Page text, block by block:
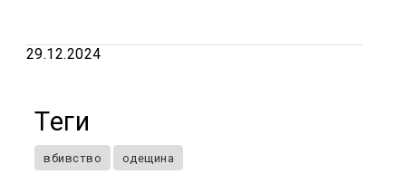
29.12.2024
Теги
вбивство одещина